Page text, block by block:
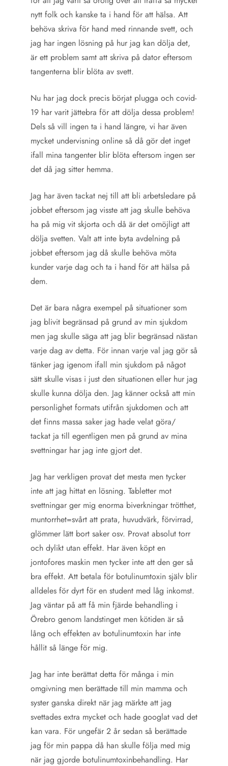
nytt folk och kanske ta i hand för att hälsa. Att
behöva skriva för hand med rinnande svett, och
jag har ingen lösning på hur jag kan dölja det,
är ett problem samt att skriva på dator eftersom
tangenterna blir blöta av svett.
Nu har jag dock precis börjat plugga och covid-
19 har varit jättebra för att dölja dessa problem!
Dels så vill ingen ta i hand längre, vi har även
mycket undervisning online så då gör det inget
ifall mina tangenter blir blöta eftersom ingen ser
det då jag sitter hemma.
Jag har även tackat nej till att bli arbetsledare på
jobbet eftersom jag visste att jag skulle behöva
ha på mig vit skjorta och då är det omöjligt att
dölja svetten. Valt att inte byta avdelning på
jobbet eftersom jag då skulle behöva möta
kunder varje dag och ta i hand för att hälsa på
dem.
Det är bara några exempel på situationer som
jag blivit begränsad på grund av min sjukdom
men jag skulle säga att jag blir begränsad nästan
varje dag av detta. För innan varje val jag gör så
tänker jag igenom ifall min sjukdom på något
sätt skulle visas i just den situationen eller hur jag
skulle kunna dölja den. Jag känner också att min
personlighet formats utifrån sjukdomen och att
det finns massa saker jag hade velat göra/
tackat ja till egentligen men på grund av mina
svettningar har jag inte gjort det.
Jag har verkligen provat det mesta men tycker
inte att jag hittat en lösning. Tabletter mot
svettningar ger mig enorma biverkningar trötthet,
muntorrhet=svårt att prata, huvudvärk, förvirrad,
glömmer lätt bort saker osv. Provat absolut torr
och dylikt utan effekt. Har även köpt en
jontofores maskin men tycker inte att den ger så
bra effekt. Att betala för botulinumtoxin själv blir
alldeles för dyrt för en student med låg inkomst.
Jag väntar på att få min fjärde behandling i
Örebro genom landstinget men kötiden är så
lång och effekten av botulinumtoxin har inte
hållit så länge för mig.
Jag har inte berättat detta för många i min
omgivning men berättade till min mamma och
syster ganska direkt när jag märkte att jag
svettades extra mycket och hade googlat vad det
kan vara. För ungefär 2 år sedan så berättade
jag för min pappa då han skulle följa med mig
när jag gjorde botulinumtoxinbehandling. Har